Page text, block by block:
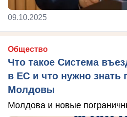
09.10.2025
Общество
Что такое Система
в ЕС и что нужно знать
Молдовы
Молдова и новые